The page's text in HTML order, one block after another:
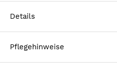
Details
Pflegehinweise